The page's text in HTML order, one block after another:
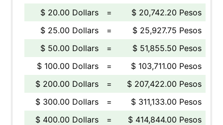
$ 20.00 Dollars
=
$ 20,742.20 Pesos
$ 25.00 Dollars
=
$ 25,927.75 Pesos
$ 50.00 Dollars
=
$ 51,855.50 Pesos
$ 100.00 Dollars
=
$ 103,711.00 Pesos
$ 200.00 Dollars
=
$ 207,422.00 Pesos
$ 300.00 Dollars
=
$ 311,133.00 Pesos
$ 400.00 Dollars
=
$ 414,844.00 Pesos